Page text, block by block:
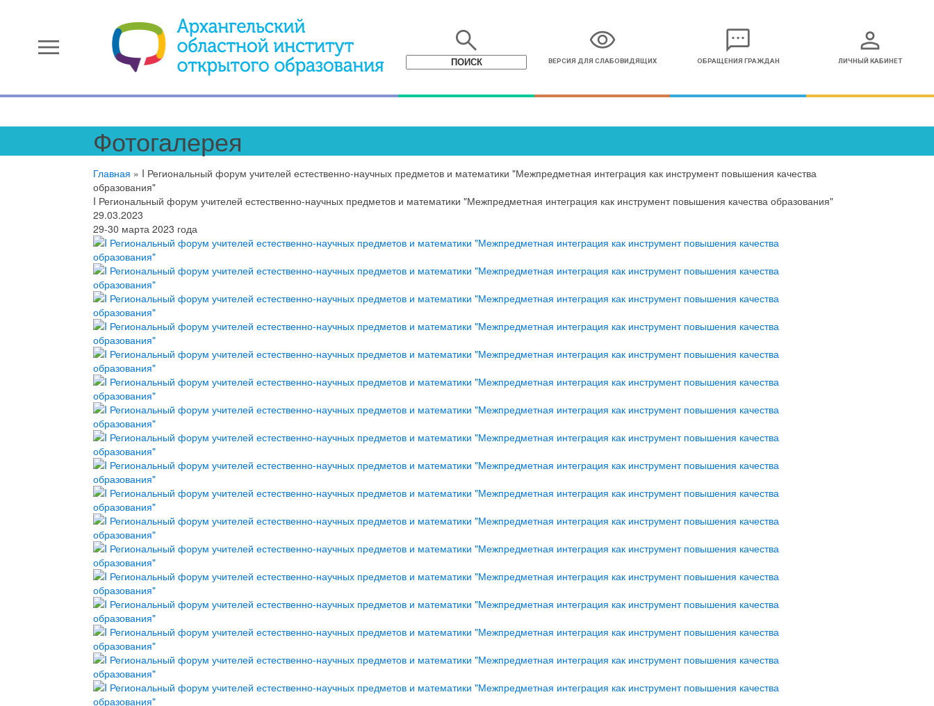
menu search visibility
ВЕРСИЯ ДЛЯ СЛАБОВИДЯЩИХ
sms
ОБРАЩЕНИЯ ГРАЖДАН
person
ЛИЧНЫЙ КАБИНЕТ
Фотогалерея
Главная » I Региональный форум учителей естественно-научных предметов и математики "Межпредметная интеграция как инструмент повышения качества
образования"
I Региональный форум учителей естественно-научных предметов и математики "Межпредметная интеграция как инструмент повышения качества образования"
29.03.2023
29-30 марта 2023 года